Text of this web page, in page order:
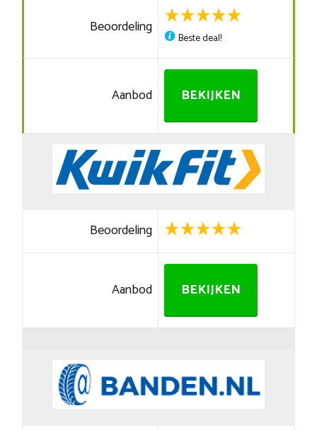
Beoordeling
Beste deal!
Aanbod BEKIJKEN
Beoordeling
Aanbod BEKIJKEN